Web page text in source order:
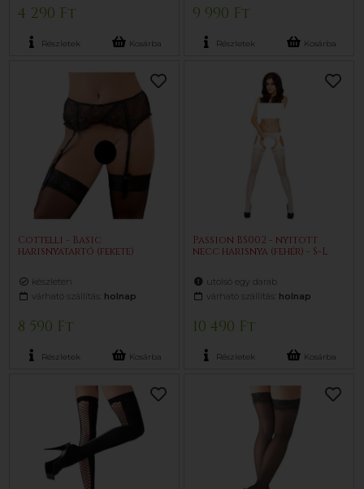
4 290 Ft
Részletek Kosárba
9 990 Ft
Részletek Kosárba
Cottelli - Basic
harisnyatartó (fekete)
készleten
várható szállítás: holnap
8 590 Ft
Részletek Kosárba
Passion BS002 - nyitott
necc harisnya (fehér) - S-L
utolsó egy darab
várható szállítás: holnap
10 490 Ft
Részletek Kosárba